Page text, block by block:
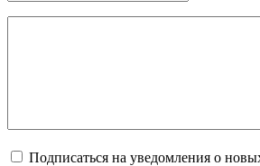
Подписаться на уведомления о